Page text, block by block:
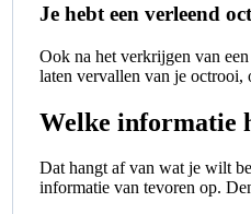
Je hebt een verleend
Ook na het verkrijgen van
laten vervallen van je octrooi,
Welke informatie
Dat hangt af van wat je wilt
informatie van tevoren op.